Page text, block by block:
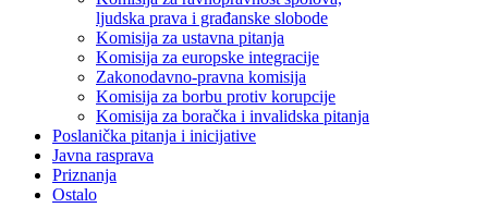
ljudska prava i građanske slobode
Komisija za ustavna pitanja
Komisija za europske integracije
Zakonodavno-pravna komisija
Komisija za borbu protiv korupcije
Komisija za boračka i invalidska pitanja
Poslanička pitanja i inicijative
Javna rasprava
Priznanja
Ostalo